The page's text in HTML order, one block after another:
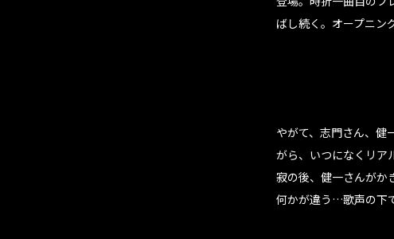
ばし続く。オープニン
やがて、志門さん、健
がら、いつになくリア
寂の後、健一さんがか
何かが違う…歌声の下